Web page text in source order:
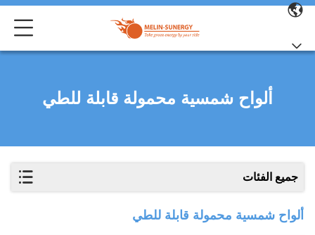
ألواح شمسية محمولة قابلة للطي
جميع الفئات
ألواح شمسية محمولة قابلة للطي